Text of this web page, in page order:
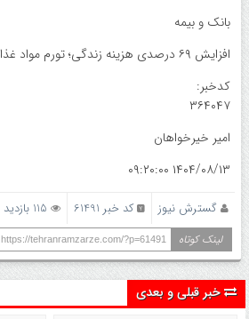
بانک و بیمه
افزایش ۶۹ درصدی هزینه زندگی؛ تورم مواد غذایی از کنترل خارج شد
کدخبر:
۳۶۴۰۴۷
امیر خیرخواهان
۱۴۰۴/۰۸/۱۳ ۰۹:۲۰:۰۰
گسترش نیوز کد خبر 61491 115 بازدید
لینک کوتاه https://tehranramzarze.com/?p=61491
خبر قبلی و بعدی